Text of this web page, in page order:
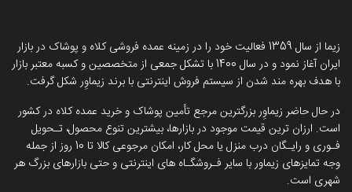
زیما از سال 1359 فعالیت خود را در زمینه عمده فروشی کلاه و پوشاک در بازار
ایران آغاز نمود و در سال 1400 با تشکل جمعی از متخصصین و کسبه معتبر بازار
با هدف بهره مند شدن از سیستم فروش اینترنتی با برند زیماوِر شکل گرفت.
در حال حاضر زیماوِر بزرگترین مرجع تأمین پوشاک و خرید عمده کلاه در کشور
است. ارزان ترین قیمت موجود در بازارها، بیشترین تنوع محصول، تـحویل
فـوری و رایـگان درب منزل یا محل کار، امکان مرجوعی کالا تا 10 روز از جمله
وجه تمایزهای زیماور با سایر فـروشگـاه های اینترنتی و حتی بازارهای بزرگ هر
شهری است.